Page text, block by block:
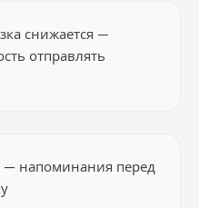
снижается —
отправлять
— напоминания перед